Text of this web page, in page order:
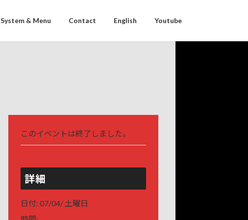
System & Menu Contact English Youtube
このイベントは終了しました。
詳細
日付: 07/04/ 土曜日